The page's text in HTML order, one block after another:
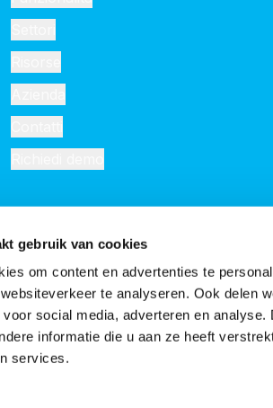
gebruik van cookies
om content en advertenties te
te analyseren. Ook delen
social media, adverteren en
informatie die u aan ze heeft
services.